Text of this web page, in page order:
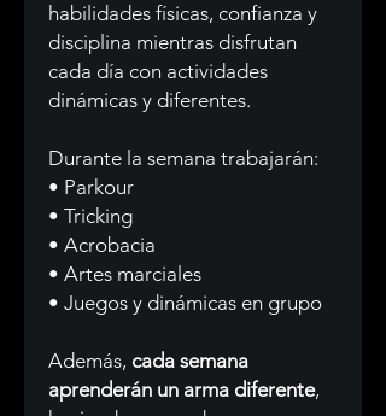
habilidades físicas, confianza y
disciplina mientras disfrutan
cada día con actividades
dinámicas y diferentes.
Durante la semana trabajarán:
• Parkour
• Tricking
• Acrobacia
• Artes marciales
• Juegos y dinámicas en grupo
Además, cada semana
aprenderán un arma diferente,